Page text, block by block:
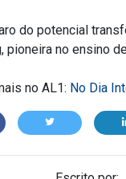
do potencial
pioneira no ensino
no AL1: No Dia